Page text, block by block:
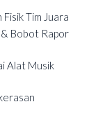
Tim Juara
Bobot Rapor
Alat Musik